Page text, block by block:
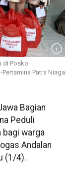
di Posko
Patra Niaga
Bagian
Peduli
bagi warga
Andalan
(1/4).